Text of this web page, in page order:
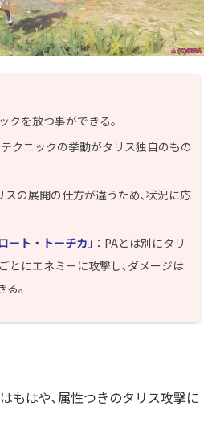
クを放つ事ができる｡
クニックの挙動がタリス独自のもの
スの展開の仕方が違うため､状況に応
ート・トーチカ｣ ：PAとは別にタリ
とにエネミーに攻撃し､ダメージは
る｡
もはや､属性つきのタリス攻撃に